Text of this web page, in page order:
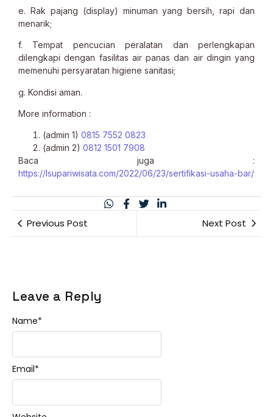
e. Rak pajang (display) minuman yang bersih, rapi dan
menarik;
f. Tempat pencucian peralatan dan perlengkapan
dilengkapi dengan fasilitas air panas dan air dingin yang
memenuhi persyaratan higiene sanitasi;
g. Kondisi aman.
More information :
(admin 1) 0815 7552 0823
(admin 2) 0812 1501 7908
Baca juga :
https://lsupariwisata.com/2022/06/23/sertifikasi-usaha-bar/
Previous Post Next Post
Leave a Reply
Name*
Email*